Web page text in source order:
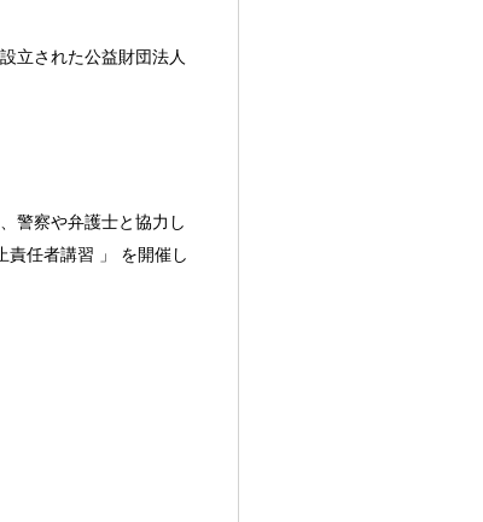
立された公益財団法人
警察や弁護士と協力し
責任者講習 」 を開催し